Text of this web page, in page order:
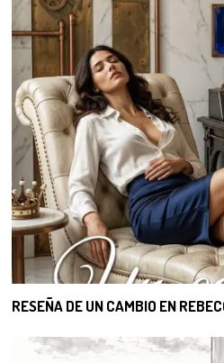
RESEÑA DE UN CAMBIO EN